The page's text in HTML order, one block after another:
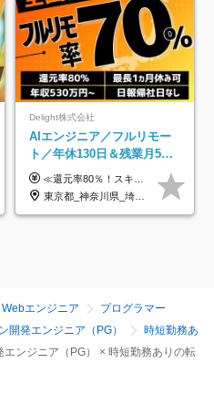
Delight株式会社
AIエンジニア／フルリモー
ト／年休130日＆残業月5h
以下／1カ月連休可／案件選
択制／還元率80%
≪還元率80％！スキルや経験をしっかり収入に反映します≫ 年俸530万円以上＋業績賞与 ※スキル・経験を考慮の上、優遇いたします ※上記年俸を12分割し、月1回支給します ※上記年俸には固定残業代月20時間分(月6万9000円以上)が含まれます。残業はほとんど発生しませんが、超過した場合は追加支給します ★AIを使った自社への貢献も、貢献度に応じて給与に反映する制度があります
東京都_神奈川県_埼玉県_千葉県_大阪府_愛知県_北海道_青森県_岩手県_宮城県_秋田県_山形県_福島県_茨城県_栃木県_群馬県_新潟県_山梨県_長野県_富山県_石川県_福井県_静岡県_岐阜県_三重県_兵庫県_京都府_滋賀県_奈良県_和歌山県_広島県_岡山県_鳥取県_島根県_山口県_徳島県_香川県_愛媛県_高知県_福岡県_熊本県_佐賀県_長崎県_大分県_宮崎県_鹿児島県_沖縄県
Webエンジニア
プログラマー
開発エンジニア（PG）
時短勤務あ
ンジニア（PG） × 時短勤務ありの転